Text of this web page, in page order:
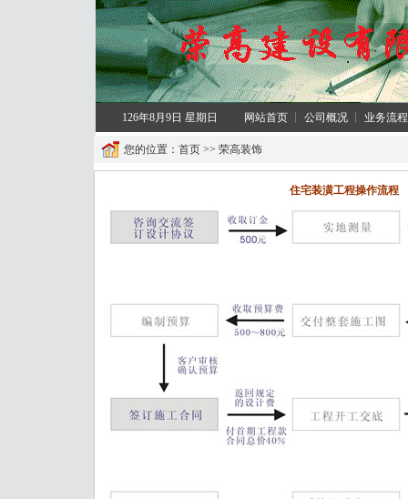
126年8月9日 星期日 网站首页 ┊ 公司概况 ┊ 业务流程
您的位置： 首页 >> 荣高装饰
住宅装潢工程操作流程